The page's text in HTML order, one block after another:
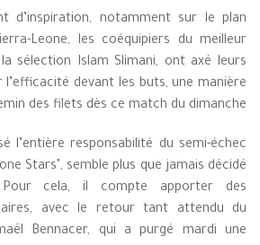
d’inspiration, notamment sur le plan
Leone, les coéquipiers du meilleur
sélection Islam Slimani, ont axé leurs
l’efficacité devant les buts, une manière
des filets dès ce match du dimanche.
l’entière responsabilité du semi-échec
Stars", semble plus que jamais décidé
cela, il compte apporter des
avec le retour tant attendu du
Bennacer, qui a purgé mardi une